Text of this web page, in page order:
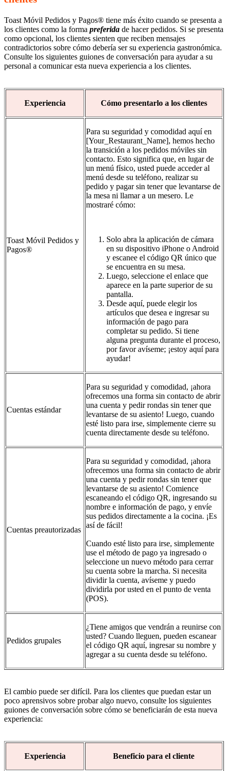
Toast Móvil Pedidos y Pagos® tiene más éxito cuando se presenta a
los clientes como la forma preferida de hacer pedidos. Si se presenta
como opcional, los clientes sienten que reciben mensajes
contradictorios sobre cómo debería ser su experiencia gastronómica.
Consulte los siguientes guiones de conversación para ayudar a su
personal a comunicar esta nueva experiencia a los clientes.
Experiencia Cómo presentarlo a los clientes
Toast Móvil Pedidos y
Pagos®
Para su seguridad y comodidad aquí en
[Your_Restaurant_Name], hemos hecho
la transición a los pedidos móviles sin
contacto. Esto significa que, en lugar de
un menú físico, usted puede acceder al
menú desde su teléfono, realizar su
pedido y pagar sin tener que levantarse de
la mesa ni llamar a un mesero. Le
mostraré cómo:
Solo abra la aplicación de cámara
en su dispositivo iPhone o Android
y escanee el código QR único que
se encuentra en su mesa.
Luego, seleccione el enlace que
aparece en la parte superior de su
pantalla.
Desde aquí, puede elegir los
artículos que desea e ingresar su
información de pago para
completar su pedido. Si tiene
alguna pregunta durante el proceso,
por favor avíseme; ¡estoy aquí para
ayudar!
Cuentas estándar
Para su seguridad y comodidad, ¡ahora
ofrecemos una forma sin contacto de abrir
una cuenta y pedir rondas sin tener que
levantarse de su asiento! Luego, cuando
esté listo para irse, simplemente cierre su
cuenta directamente desde su teléfono.
Cuentas preautorizadas
Para su seguridad y comodidad, ¡ahora
ofrecemos una forma sin contacto de abrir
una cuenta y pedir rondas sin tener que
levantarse de su asiento! Comience
escaneando el código QR, ingresando su
nombre e información de pago, y envíe
sus pedidos directamente a la cocina. ¡Es
así de fácil!
Cuando esté listo para irse, simplemente
use el método de pago ya ingresado o
seleccione un nuevo método para cerrar
su cuenta sobre la marcha. Si necesita
dividir la cuenta, avíseme y puedo
dividirla por usted en el punto de venta
(POS).
Pedidos grupales
¿Tiene amigos que vendrán a reunirse con
usted? Cuando lleguen, pueden escanear
el código QR aquí, ingresar su nombre y
agregar a su cuenta desde su teléfono.
El cambio puede ser difícil. Para los clientes que puedan estar un
poco aprensivos sobre probar algo nuevo, consulte los siguientes
guiones de conversación sobre cómo se beneficiarán de esta nueva
experiencia:
Experiencia Beneficio para el cliente